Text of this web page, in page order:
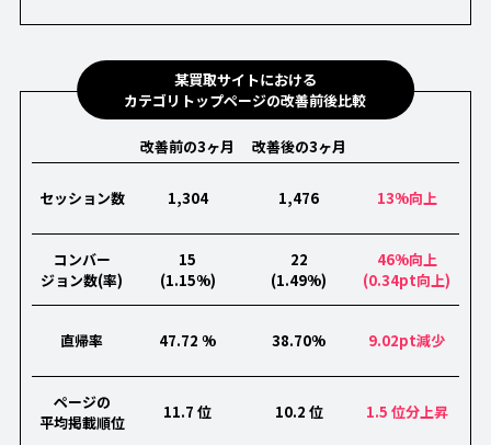
某買取サイトにおける
カテゴリトップページの改善前後比較
改善前の3ヶ月 改善後の3ヶ月
セッション数 1,304 1,476 13%向上
コンバー
ジョン数(率)
15
(1.15%)
22
(1.49%)
46%向上
(0.34pt向上)
直帰率 47.72 % 38.70% 9.02pt減少
ページの
平均掲載順位
11.7 位 10.2 位 1.5 位分上昇